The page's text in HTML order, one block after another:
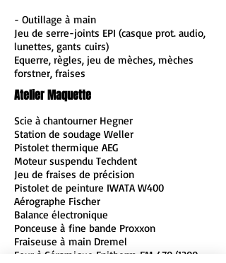
- Outillage à main
Jeu de serre-joints EPI (casque prot. audio,
lunettes, gants cuirs)
Equerre, règles, jeu de mèches, mèches
forstner, fraises
Atelier Maquette
Scie à chantourner Hegner
Station de soudage Weller
Pistolet thermique AEG
Moteur suspendu Techdent
Jeu de fraises de précision
Pistolet de peinture IWATA W400
Aérographe Fischer
Balance électronique
Ponceuse à fine bande Proxxon
Fraiseuse à main Dremel
Four à Céramique Enitherm FM 470 (1300